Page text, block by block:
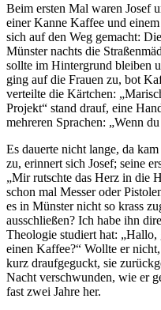
Beim ersten Mal waren Josef
einer Kanne Kaffee und
sich auf den Weg gemacht:
Münster nachts die
sollte im Hintergrund bleiben
ging auf die Frauen zu, bot
verteilte die Kärtchen:
Projekt“ stand drauf, eine
mehreren Sprachen: „Wenn
Es dauerte nicht lange, da
zu, erinnert sich Josef; seine
„Mir rutschte das Herz in die
schon mal Messer oder
es in Münster nicht so krass
ausschließen? Ich habe ihn
Theologie studiert hat:
einen Kaffee?“ Wollte er
kurz draufgeguckt, sie
Nacht verschwunden, wie er
fast zwei Jahre her.